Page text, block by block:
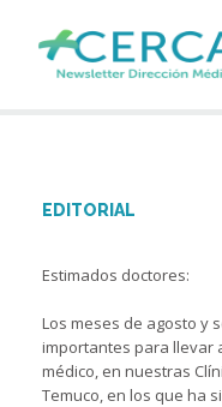
EDITORIAL
Estimados doctores:
Los meses de agosto y
importantes para llevar
médico, en nuestras
Temuco, en los que ha